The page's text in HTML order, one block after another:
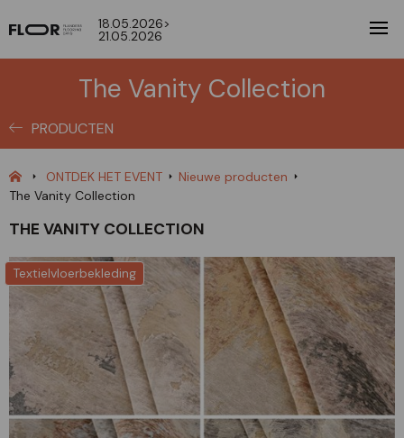
18.05.2026>
21.05.2026
The Vanity Collection
PRODUCTEN
ONTDEK HET EVENT
Nieuwe producten
The Vanity Collection
THE VANITY COLLECTION
Textielvloerbekleding